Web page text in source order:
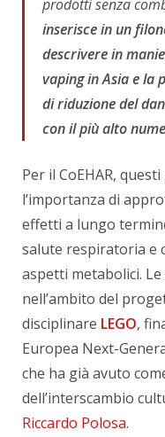
prodotti senza
inserisce in un
descrivere in
vaping in Asia e
di riduzione del
con il più alto
Per il CoEHAR,
l’importanza di
effetti a lungo
salute respiratoria e
aspetti metabolici.
nell’ambito del
disciplinare LEGO,
Europea Next-
che ha già avuto
dell’interscambio
Riccardo Polosa.